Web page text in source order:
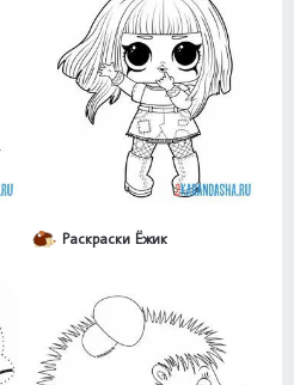
Раскраски Ёжик